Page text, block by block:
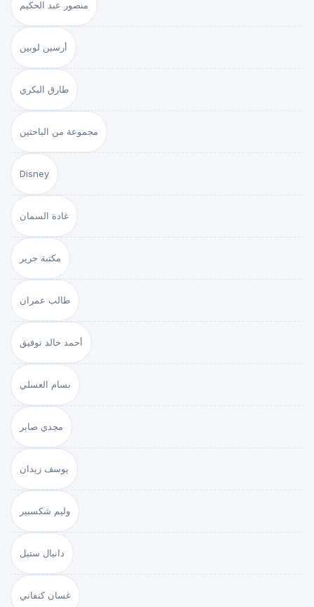
منصور عبد الحكيم
أرسين لوبين
طارق البكري
مجموعة من الباحثين
Disney
غادة السمان
مكتبة جرير
طالب عمران
أحمد خالد توفيق
بسام العسلي
مجدي صابر
يوسف زيدان
وليم شكسبير
دانيال ستيل
غسان كنفاني